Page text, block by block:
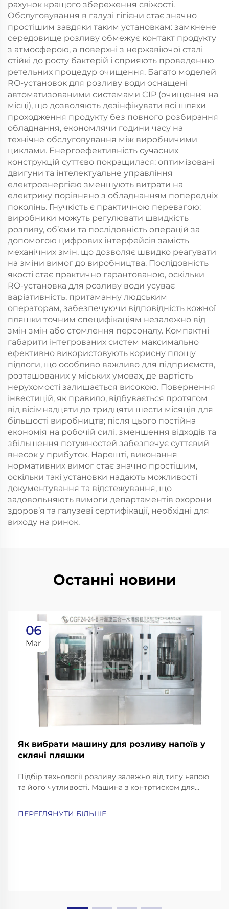
рахунок кращого збереження свіжості.
Обслуговування в галузі гігієни стає значно
простішим завдяки таким установкам: замкнене
середовище розливу обмежує контакт продукту
з атмосферою, а поверхні з нержавіючої сталі
стійкі до росту бактерій і сприяють проведенню
ретельних процедур очищення. Багато моделей
RO-установок для розливу води оснащені
автоматизованими системами CIP (очищення на
місці), що дозволяють дезінфікувати всі шляхи
проходження продукту без повного розбирання
обладнання, економлячи години часу на
технічне обслуговування між виробничими
циклами. Енергоефективність сучасних
конструкцій суттєво покращилася: оптимізовані
двигуни та інтелектуальне управління
електроенергією зменшують витрати на
електрику порівняно з обладнанням попередніх
поколінь. Гнучкість є практичною перевагою:
виробники можуть регулювати швидкість
розливу, об’єми та послідовність операцій за
допомогою цифрових інтерфейсів замість
механічних змін, що дозволяє швидко реагувати
на зміни вимог до виробництва. Послідовність
якості стає практично гарантованою, оскільки
RO-установка для розливу води усуває
варіативність, притаманну людським
операторам, забезпечуючи відповідність кожної
пляшки точним специфікаціям незалежно від
змін змін або стомлення персоналу. Компактні
габарити інтегрованих систем максимально
ефективно використовують корисну площу
підлоги, що особливо важливо для підприємств,
розташованих у міських умовах, де вартість
нерухомості залишається високою. Повернення
інвестицій, як правило, відбувається протягом
від вісімнадцяти до тридцяти шести місяців для
більшості виробництв; після цього постійна
економія на робочій силі, зменшення відходів та
збільшення потужностей забезпечує суттєвий
внесок у прибуток. Нарешті, виконання
нормативних вимог стає значно простішим,
оскільки такі установки надають можливості
документування та відстежування, що
задовольняють вимоги департаментів охорони
здоров’я та галузеві сертифікації, необхідні для
виходу на ринок.
Останні новини
06
Mar
Як вибрати машину для розливу напоїв у
скляні пляшки
Підбір технології розливу залежно від типу напою
та його чутливості. Машина з контртиском для
особливо обережного розливу, щоб зберегти їх
ПЕРЕГЛЯНУТИ БІЛЬШЕ